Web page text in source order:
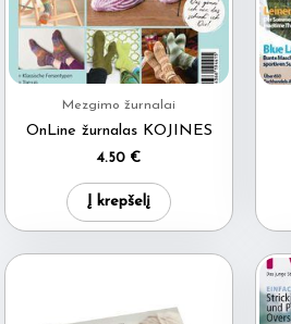
Mezgimo žurnalai
OnLine žurnalas KOJINES
4.50 €
Į krepšelį